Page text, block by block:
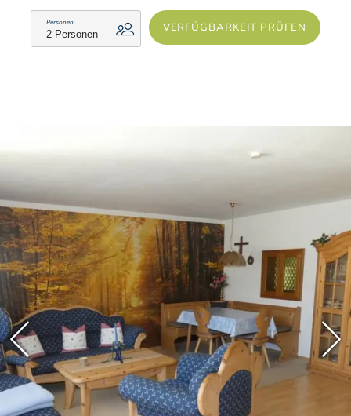
Ihr Vorteil: Wir sind Partnerbetrieb der Chiemgau
Karte
können. Sie haben u.a. Zugang zu Bergbahnen,
verschiedenen Museen und geführten
Wanderungen. Auch ein kostenloser Radverleih
und die Nutzung öffentlicher Verkehrsmittel wie
der regionalen Busse und der Bayerischen
Regiobahn zwischen Ruhpolding und Traunstein
stehen Ihnen zur Verfügung. So können Sie die
Region in vollen Zügen erleben und sich
gleichzeitig von vielen kostenfreien Angeboten
überraschen lassen. Auf Wunsch senden wir
Ihnen gerne weitere Informationen und die
detaillierten Nutzungsbedingungen zu.
Personen VERFÜGBARKEIT PRÜFEN